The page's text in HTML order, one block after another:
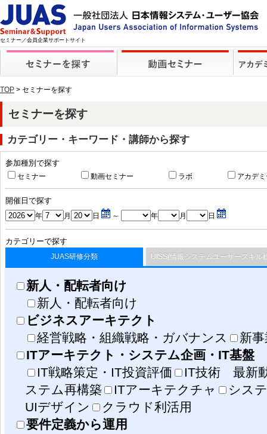
セミナー／会員企業サポートサイト
TOP > セミナーを探す
セミナーを探す
カテゴリー・キーワード・講師から探す
参加種別で探す
セミナー 動画セミナー ラボ アカデ
開催日で探す
年 月 日 ～ 年 月 日
カテゴリーで探す
JUAS研修分類
新人・配転者向け
新人・配転者向け
ビジネスアーキテクト
経営戦略・組織戦略・ガバナンス
新
ITアーキテクト・システム企画・IT基盤
IT戦略策定・IT投資評価
IT技術 最新
ステム再構築
ITアーキテクチャ
シス
UIデザイン
クラウド利活用
要件定義から運用
UISS(情報システムユーザースキル